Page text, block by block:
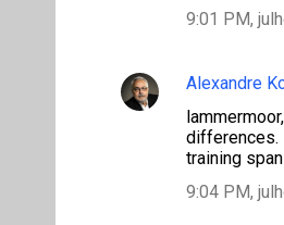
9:01 PM,
Alexandre
differences.
training
9:04 PM,